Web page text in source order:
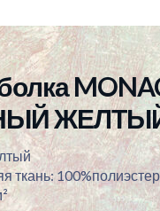
ткань: